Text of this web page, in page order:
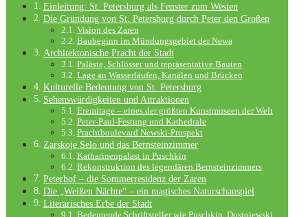
Einleitung: St. Petersburg als Fenster zum Westen
Die Gründung von St. Petersburg durch Peter den Großen
Vision des Zaren
Baubeginn im Mündungsgebiet der Newa
Architektonische Pracht der Stadt
Paläste, Schlösser und repräsentative Bauten
Lage an Wasserläufen, Kanälen und Brücken
Kulturelle Bedeutung von St. Petersburg
Sehenswürdigkeiten und Attraktionen
Eremitage – eines der größten Kunstmuseen der Welt
Peter-Paul-Festung und Kathedrale
Prachtboulevard Newski-Prospekt
Zarskoje Selo und das Bernsteinzimmer
Katharinenpalast in Puschkin
Rekonstruktion des legendären Bernsteinzimmers
Peterhof – die Sommerresidenz der Zaren
Die „Weißen Nächte“ – ein magisches Naturschauspiel
Literarisches Erbe der Stadt
Bedeutende Schriftsteller wie Puschkin, Dostojewski